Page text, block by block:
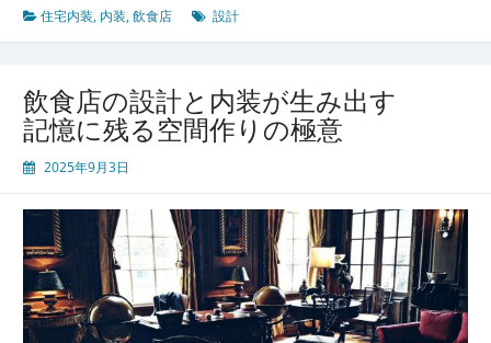
の
空
計
が
み
す
体
験
価
値
と
住宅内装, 内装,飲食店 設計
飲食店の設計と内装が生み出す
記憶に残る空間作りの極意
2025年9月3日